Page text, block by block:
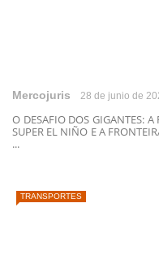
Mercojuris 28 de junio de
O DESAFIO DOS GIGANTES:
SUPER EL NIÑO E A
...
TRANSPORTES